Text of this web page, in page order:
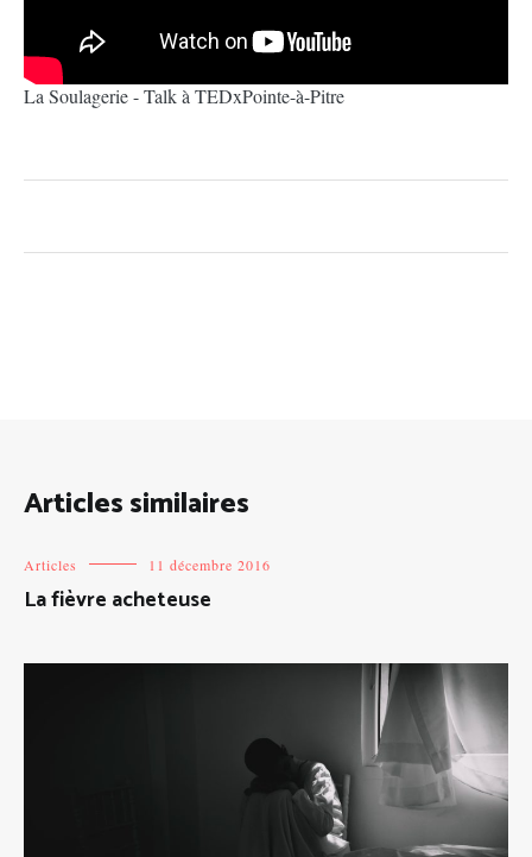
La Soulagerie - Talk à TEDxPointe-à-Pitre
Articles similaires
Articles 11 décembre 2016
La fièvre acheteuse